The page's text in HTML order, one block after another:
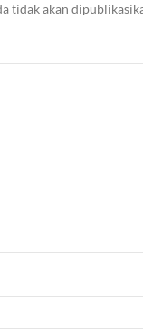
tidak akan